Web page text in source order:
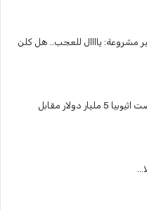
مشروعة: ياااال للعجب.. هل كلن
السد مشروع إسرائيلي قبضت اثيوبيا 5 مليار دولار مقابل